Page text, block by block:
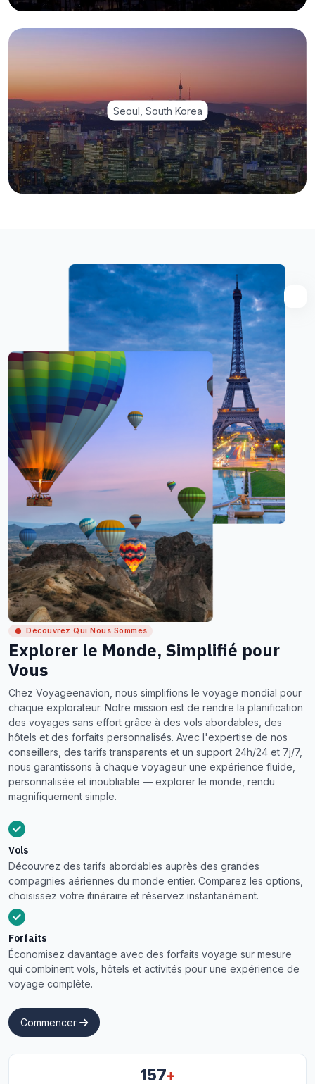
Seoul, South Korea
Découvrez Qui Nous Sommes
Explorer le Monde, Simplifié pour
Vous
Chez Voyageenavion, nous simplifions le voyage mondial pour
chaque explorateur. Notre mission est de rendre la planification
des voyages sans effort grâce à des vols abordables, des
hôtels et des forfaits personnalisés. Avec l'expertise de nos
conseillers, des tarifs transparents et un support 24h/24 et 7j/7,
nous garantissons à chaque voyageur une expérience fluide,
personnalisée et inoubliable — explorer le monde, rendu
magnifiquement simple.
Vols
Découvrez des tarifs abordables auprès des grandes
compagnies aériennes du monde entier. Comparez les options,
choisissez votre itinéraire et réservez instantanément.
Forfaits
Économisez davantage avec des forfaits voyage sur mesure
qui combinent vols, hôtels et activités pour une expérience de
voyage complète.
Commencer
157+